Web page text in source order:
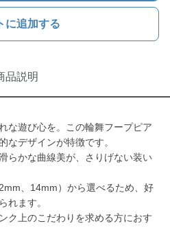
に追加する
品説明
な遊び心を。この輪舞フープピア
なデザインが特徴です。
らかな曲線美が、さりげない装い
、14mm）から選べるため、好
れます。
ク上のこだわりを求める方におす